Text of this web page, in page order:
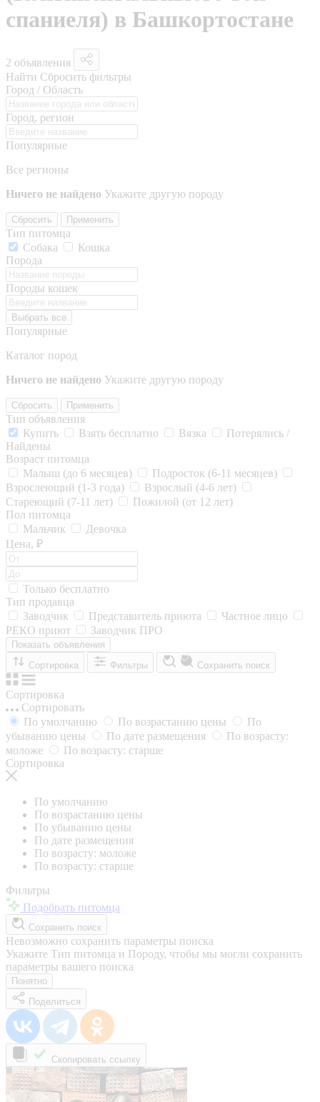
спаниеля) в Башкортостане
2 объявления
Найти Сбросить фильтры
Город / Область
Город, регион
Популярные
Все регионы
Ничего не найдено Укажите другую породу
Сбросить Применить
Тип питомца
Собака
Кошка
Порода
Породы кошек
Выбрать все
Популярные
Каталог пород
Ничего не найдено Укажите другую породу
Сбросить Применить
Тип объявления
Купить
Взять бесплатно Вязка
Потерялись /
Найдены
Возраст питомца
Малыш (до 6 месяцев)
Подросток (6-11 месяцев)
Взрослеющий (1-3 года)
Взрослый (4-6 лет)
Стареющий (7-11 лет)
Пожилой (от 12 лет)
Пол питомца
Мальчик
Девочка
Цена, ₽
Только бесплатно
Тип продавца
Заводчик
Представитель приюта
Частное лицо
РЕКО приют
Заводчик ПРО
Показать объявления
Сортировка
Фильтры Сохранить поиск
Сортировка
Сортировать
По умолчанию
По возрастанию цены
По
убыванию цены
По дате размещения
По возрасту:
моложе
По возрасту: старше
Сортировка
По умолчанию
По возрастанию цены
По убыванию цены
По дате размещения
По возрасту: моложе
По возрасту: старше
Фильтры
Подобрать питомца
Сохранить поиск
Невозможно сохранить параметры поиска
Укажите Тип питомца и Породу, чтобы мы могли сохранить
параметры вашего поиска
Понятно
Поделиться
Скопировать ссылку